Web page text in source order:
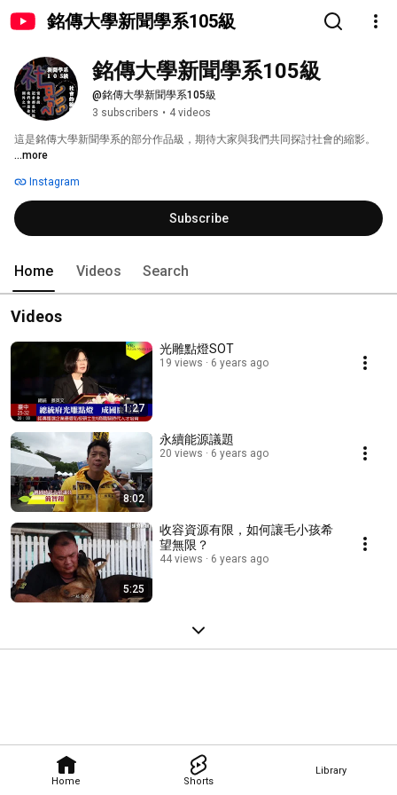
銘傳大學新聞學系105級
Home Shorts
Library
銘傳大學新聞學系105級
@銘傳大學新聞學系105級
3 subscribers • 4 videos
這是銘傳大學新聞學系的部分作品級，期待大家與我們共同探討社會的縮影。
...more
Instagram
Subscribe
Home Videos Search
Videos
1:27
光雕點燈SOT
19 views 6 years ago
8:02
永續能源議題
20 views 6 years ago
5:25
收容資源有限，如何讓毛小孩希
望無限？
44 views 6 years ago